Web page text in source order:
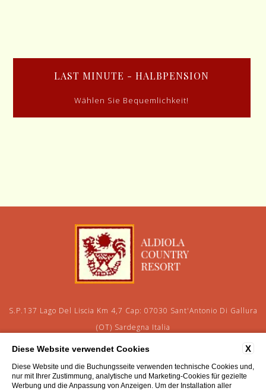
LAST MINUTE - HALBPENSION
Wählen Sie Bequemlichkeit!
S.P.137 Lago Del Liscia Km 4,7 Cap: 07030 Sant'Antonio Di Gallura
(OT) Sardegna Italia
e-mail:aldiolainfo@gmail.com
P.Iva: 01205930918
X
Diese Website verwendet Cookies
Diese Website und die Buchungsseite verwenden technische Cookies und,
nur mit Ihrer Zustimmung, analytische und Marketing-Cookies für gezielte
Werbung und die Anpassung von Anzeigen. Um der Installation aller